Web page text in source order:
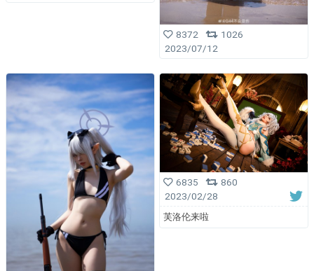
8372
1026
2023/07/12
6835
860
2023/02/28
芙洛伦来啦